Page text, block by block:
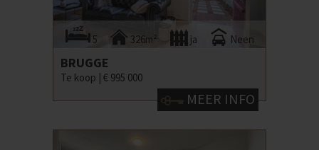
5 326m² ja Neen
BRUGGE
Te koop | € 995 000
MEER INFO